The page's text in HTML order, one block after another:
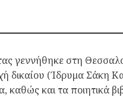
γεννήθηκε στη
δικαίου (Ίδρυμα Σάκη
καθώς και τα ποιητικά